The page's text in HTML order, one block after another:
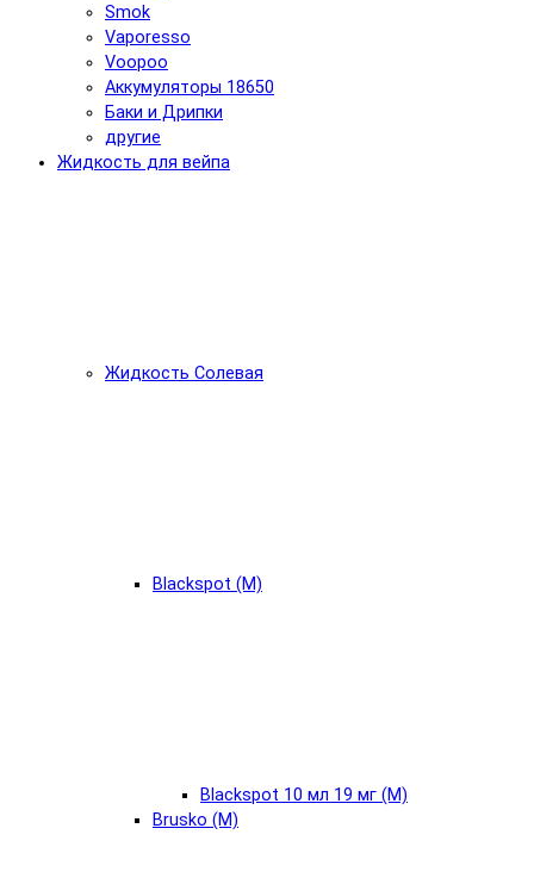
Smok
Vaporesso
Voopoo
Аккумуляторы 18650
Баки и Дрипки
другие
Жидкость для вейпа
Жидкость Солевая
Blackspot (М)
Blackspot 10 мл 19 мг (М)
Brusko (М)